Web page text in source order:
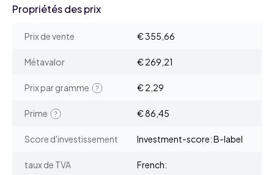
Propriétés des prix
Prix de vente € 355,66
Métavalor € 269,21
Prix par gramme € 2,29
Prime € 86,45
Score d'investissement Investment-score: B-label
taux de TVA French: